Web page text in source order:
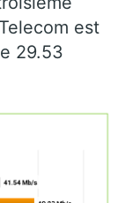
est
29.53